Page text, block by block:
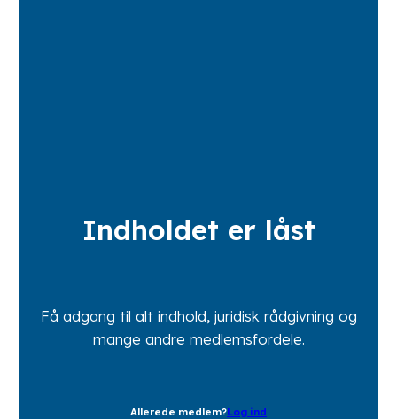
Indholdet er låst
Få adgang til alt indhold, juridisk rådgivning og
mange andre medlemsfordele.
Allerede medlem?Log ind